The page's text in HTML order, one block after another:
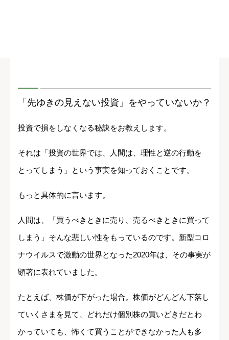
「先ゆきの見えない投資」をやっていないか？
投資で損をしなくなる秘訣をお教えします。
それは「投資の世界では、人間は、理性と逆の行動を
とってしまう」という事実を知っておくことです。
もっと具体的に言います。
人間は、「買うべきときに売り、売るべきときに買って
しまう」そんな悲しい性をもっているのです。新型コロ
ナウイルスで激動の世界となった2020年は、その事実が
顕著に表れていました。
たとえば、株価が下がった場合。株価がどんどん下落し
ていくさまを見て、どれだけ個別株の買いどきだとわ
かっていても、怖くて買うことができなかった人も多